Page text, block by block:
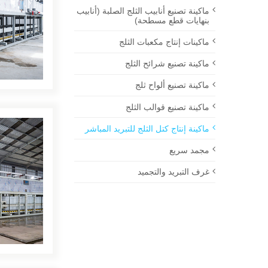
ماكينة تصنيع أنابيب الثلج الصلبة (أنابيب
بنهايات قطع مسطحة)
ماكينات إنتاج مكعبات الثلج
ماكينة تصنيع شرائح الثلج
ماكينة تصنيع ألواح ثلج
ماكينة تصنيع قوالب الثلج
ماكينة إنتاج كتل الثلج للتبريد المباشر
مجمد سريع
غرف التبريد والتجميد